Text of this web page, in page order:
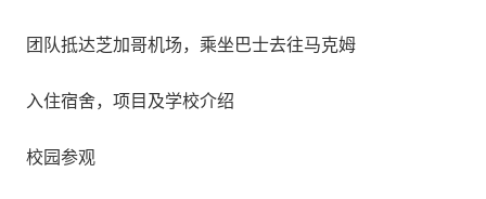
团队抵达芝加哥机场，乘坐巴士去往马克姆
入住宿舍，项目及学校介绍
校园参观